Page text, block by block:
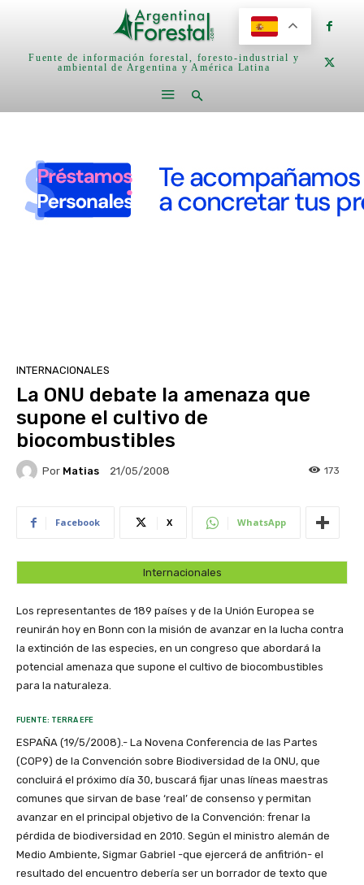
Fuente de información forestal, foresto-industrial y
ambiental de Argentina y América Latina
INTERNACIONALES
La ONU debate la amenaza que
supone el cultivo de
biocombustibles
Por Matias 21/05/2008 173
Facebook X WhatsApp
Internacionales
Los representantes de 189 países y de la Unión Europea se
reunirán hoy en Bonn con la misión de avanzar en la lucha contra
la extinción de las especies, en un congreso que abordará la
potencial amenaza que supone el cultivo de biocombustibles
para la naturaleza.
FUENTE: TERRA EFE
ESPAÑA (19/5/2008).- La Novena Conferencia de las Partes
(COP9) de la Convención sobre Biodiversidad de la ONU, que
concluirá el próximo día 30, buscará fijar unas líneas maestras
comunes que sirvan de base ‘real’ de consenso y permitan
avanzar en el principal objetivo de la Convención: frenar la
pérdida de biodiversidad en 2010. Según el ministro alemán de
Medio Ambiente, Sigmar Gabriel -que ejercerá de anfitrión- el
resultado del encuentro debería ser un borrador de texto que